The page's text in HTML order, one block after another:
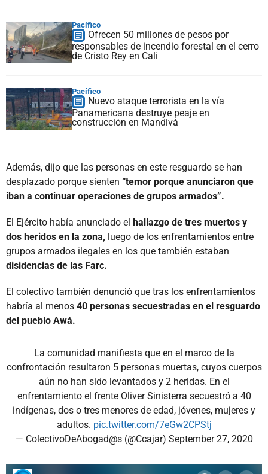
Pacífico
Ofrecen 50 millones de pesos por
responsables de incendio forestal en el cerro
de Cristo Rey en Cali
Pacífico
Nuevo ataque terrorista en la vía
Panamericana destruye peaje en
construcción en Mandivá
Además, dijo que las personas en este resguardo se han
desplazado porque sienten “temor porque anunciaron que
iban a continuar operaciones de grupos armados”.
El Ejército había anunciado el hallazgo de tres muertos y
dos heridos en la zona, luego de los enfrentamientos entre
grupos armados ilegales en los que también estaban
disidencias de las Farc.
El colectivo también denunció que tras los enfrentamientos
habría al menos 40 personas secuestradas en el resguardo
del pueblo Awá.
La comunidad manifiesta que en el marco de la
confrontación resultaron 5 personas muertas, cuyos cuerpos
aún no han sido levantados y 2 heridas. En el
enfrentamiento el frente Oliver Sinisterra secuestró a 40
indígenas, dos o tres menores de edad, jóvenes, mujeres y
adultos. pic.twitter.com/7eGw2CPStj
— ColectivoDeAbogad@s (@Ccajar) September 27, 2020